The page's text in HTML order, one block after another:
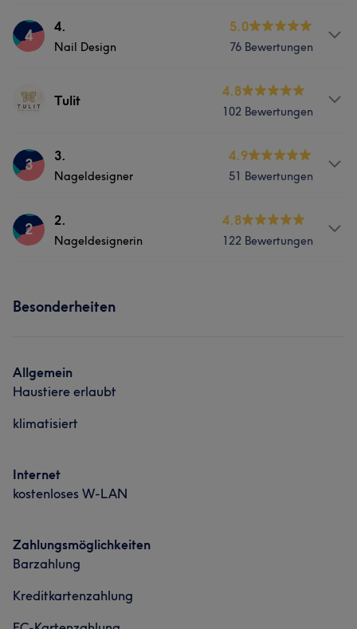
Services
Was unsere Kunden über 1. sagen
Talentiert 5
4 4.
Nail Design
5.0
76 Bewertungen
Services
Tulit
4.8
102 Bewertungen
Services
Portfolio
3 3.
Nageldesigner
4.9
51 Bewertungen
Services
2 2.
Nageldesignerin
4.8
122 Bewertungen
Besonderheiten
Allgemein
Haustiere erlaubt
klimatisiert
Internet
kostenloses W-LAN
Zahlungsmöglichkeiten
Barzahlung
Kreditkartenzahlung